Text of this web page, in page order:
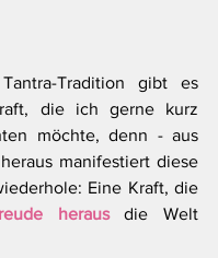
die ich gerne kurz
möchte, denn - aus
manifestiert diese
heraus die Welt